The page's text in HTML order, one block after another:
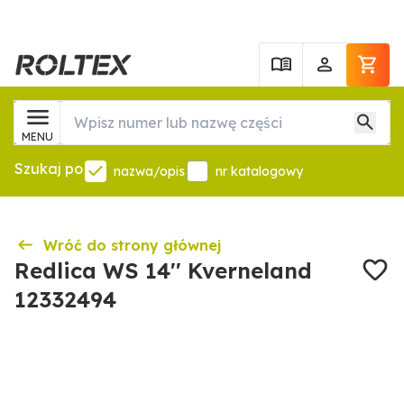
MENU
Szukaj po nazwa/opis nr katalogowy
Wróć do strony głównej
Redlica WS 14'' Kverneland
12332494